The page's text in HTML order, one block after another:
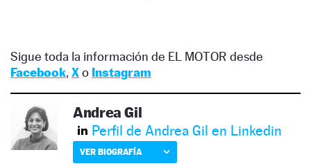
Sigue toda la información de EL MOTOR desde
Facebook, Xo Instagram
Andrea Gil
Perfil de Andrea Gil en Linkedin
VER BIOGRAFÍA